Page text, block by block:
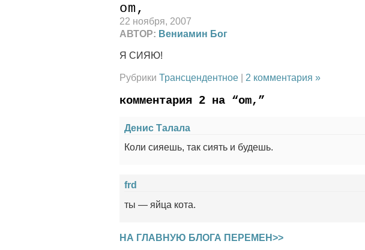
om,
22 ноября, 2007
АВТОР: Вениамин Бог
Я СИЯЮ!
Рубрики Трансцендентное 2 комментария »
комментария 2 на “om,”
Денис Талала
Коли сияешь, так сиять и будешь.
frd
ты — яйца кота.
НА ГЛАВНУЮ БЛОГА ПЕРЕМЕН>>